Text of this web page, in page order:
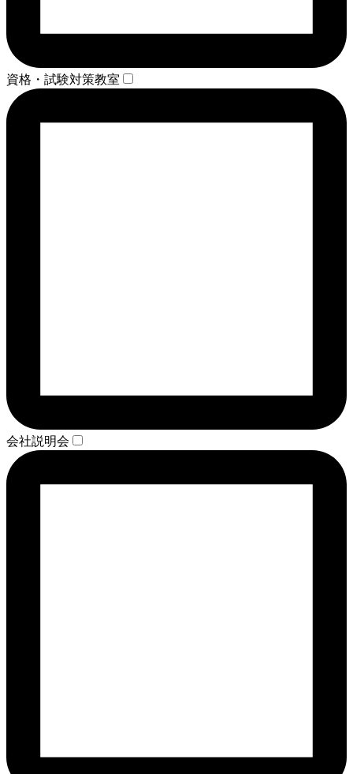
資格・試験対策教室
会社説明会